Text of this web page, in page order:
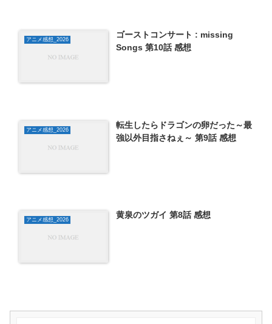
アニメ感想_2026
ゴーストコンサート : missing
Songs 第10話 感想
アニメ感想_2026
転生したらドラゴンの卵だった～最
強以外目指さねぇ～ 第9話 感想
アニメ感想_2026 黄泉のツガイ 第8話 感想